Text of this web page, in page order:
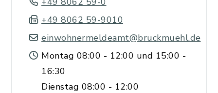
+49 8062 59-9010
einwohnermeldeamt@bruckmuehl.de
Montag 08:00 - 12:00 und 15:00 -
16:30
Dienstag 08:00 - 12:00